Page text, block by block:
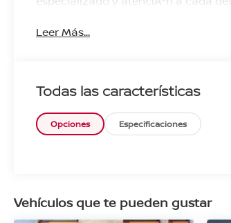
Leer Más...
Todas las características
Opciones Especificaciones
Vehículos que te pueden gustar